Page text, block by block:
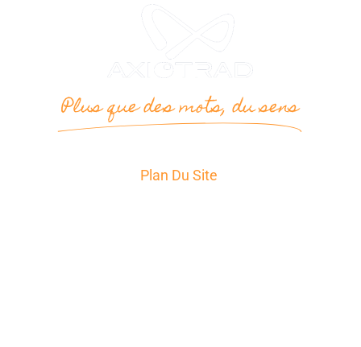
Plus que des mots, du sens
Plan Du Site